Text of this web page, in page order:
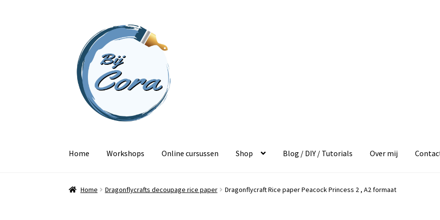
naar
navigatie
inhoud
Home Workshops Online cursussen Shop Blog / DIY / Tutorials Over mij
Home Dragonflycrafts decoupage rice paper Dragonflycraft Rice paper Peacock Princess 2 , A2 formaat